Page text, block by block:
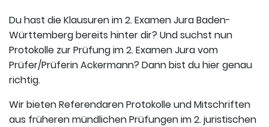
Du hast die Klausuren im 2. Examen Jura Baden-
Württemberg bereits hinter dir? Und suchst nun
Protokolle zur Prüfung im 2. Examen Jura vom
Prüfer/Prüferin Ackermann? Dann bist du hier genau
richtig.
Wir bieten Referendaren Protokolle und Mitschriften
aus früheren mündlichen Prüfungen im 2. juristischen